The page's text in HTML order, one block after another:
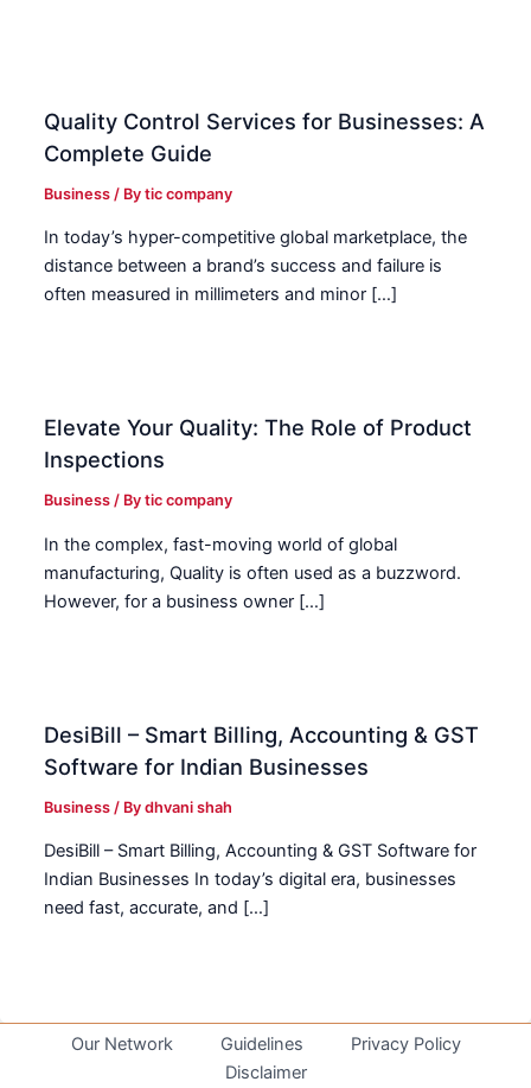
Quality Control Services for Businesses: A
Complete Guide
Business / Bytic company
In today’s hyper-competitive global marketplace, the
distance between a brand’s success and failure is
often measured in millimeters and minor […]
Elevate Your Quality: The Role of Product
Inspections
Business / Bytic company
In the complex, fast-moving world of global
manufacturing, Quality is often used as a buzzword.
However, for a business owner […]
DesiBill – Smart Billing, Accounting & GST
Software for Indian Businesses
Business / Bydhvani shah
DesiBill – Smart Billing, Accounting & GST Software for
Indian Businesses In today’s digital era, businesses
need fast, accurate, and […]
Our Network Guidelines
Privacy Policy
Disclaimer